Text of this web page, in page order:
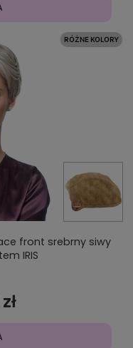
front srebrny siwy
IRIS